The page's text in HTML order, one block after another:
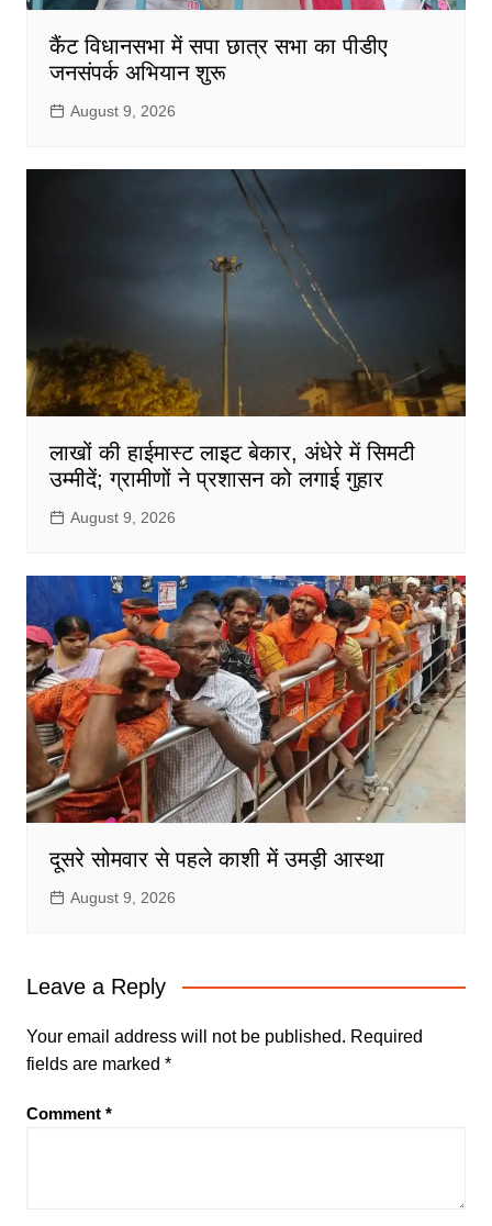
कैंट विधानसभा में सपा छात्र सभा का पीडीए
जनसंपर्क अभियान शुरू
August 9, 2026
लाखों की हाईमास्ट लाइट बेकार, अंधेरे में सिमटी
उम्मीदें; ग्रामीणों ने प्रशासन को लगाई गुहार
August 9, 2026
दूसरे सोमवार से पहले काशी में उमड़ी आस्था
August 9, 2026
Leave a Reply
Your email address will not be published. Required
fields are marked *
Comment *